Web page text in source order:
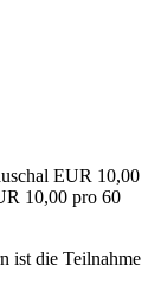
EUR 10,00
10,00 pro 60
ist die Teilnahme